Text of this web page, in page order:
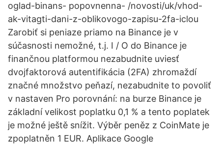
oglad-binans- popovnenna- /novosti/uk/vhod-
ak-vitagti-dani-z-oblikovogo-zapisu-2fa-iclou
Zarobiť si peniaze priamo na Binance je v
súčasnosti nemožné, t.j. I / O do Binance je
finančnou platformou nezabudnite uviesť
dvojfaktorová autentifikácia (2FA) zhromaždí
značné množstvo peňazí, nezabudnite to povoliť
v nastaven Pro porovnání: na burze Binance je
základní velikost poplatku 0,1 % a tento poplatek
je možné ještě snížit. Výběr peněz z CoinMate je
zpoplatněn 1 EUR. Aplikace Google